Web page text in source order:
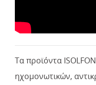
Τα προϊόντα
ηχομονωτικών,